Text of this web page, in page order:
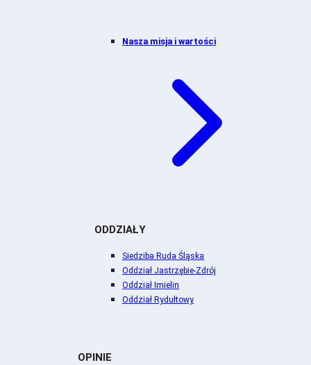
Nasza misja i wartości
ODDZIAŁY
Siedziba Ruda Śląska
Oddział Jastrzębie-Zdrój
Oddział Imielin
Oddział Rydułtowy
OPINIE